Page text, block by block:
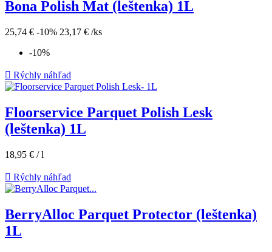
Bona Polish Mat (leštenka) 1L
25,74 € -10% 23,17 € /ks
-10%
 Rýchly náhľad
Floorservice Parquet Polish Lesk
(leštenka) 1L
18,95 € / l
 Rýchly náhľad
BerryAlloc Parquet Protector (leštenka)
1L